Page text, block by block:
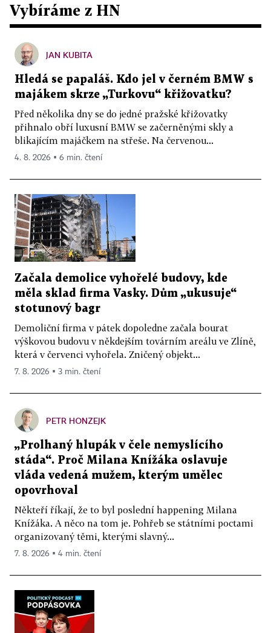
Vybíráme z HN
JAN KUBITA
Hledá se papaláš. Kdo jel v černém BMW s
majákem skrze „Turkovu“ křižovatku?
Před několika dny se do jedné pražské křižovatky
přihnalo obří luxusní BMW se začerněnými skly a
blikajícím majáčkem na střeše. Na červenou...
4. 8. 2026 ▪ 6 min. čtení
Začala demolice vyhořelé budovy, kde
měla sklad firma Vasky. Dům „ukusuje“
stotunový bagr
Demoliční firma v pátek dopoledne začala bourat
výškovou budovu v někdejším továrním areálu ve Zlíně,
která v červenci vyhořela. Zničený objekt...
7. 8. 2026 ▪ 3 min. čtení
PETR HONZEJK
„Prolhaný hlupák v čele nemyslícího
stáda“. Proč Milana Knížáka oslavuje
vláda vedená mužem, kterým umělec
opovrhoval
Někteří říkají, že to byl poslední happening Milana
Knížáka. A něco na tom je. Pohřeb se státními poctami
organizovaný těmi, kterými slavný...
7. 8. 2026 ▪ 4 min. čtení